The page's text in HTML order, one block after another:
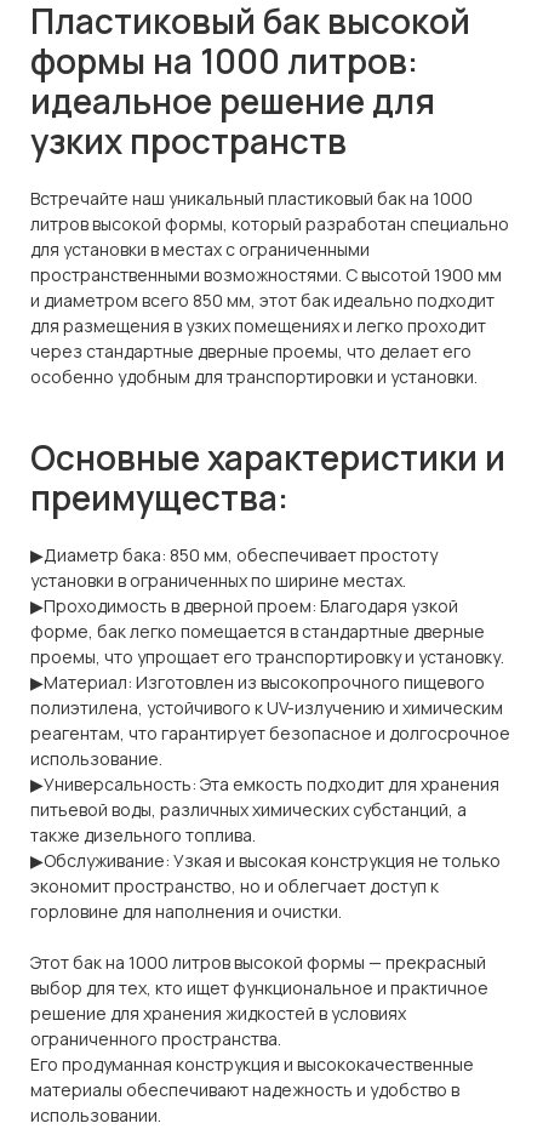
Пластиковый бак высокой
формы на 1000 литров:
идеальное решение для
узких пространств
Встречайте наш уникальный пластиковый бак на 1000
литров высокой формы, который разработан специально
для установки в местах с ограниченными
пространственными возможностями. С высотой 1900 мм
и диаметром всего 850 мм, этот бак идеально подходит
для размещения в узких помещениях и легко проходит
через стандартные дверные проемы, что делает его
особенно удобным для транспортировки и установки.
Основные характеристики и
преимущества:
▶Диаметр бака: 850 мм, обеспечивает простоту
установки в ограниченных по ширине местах.
▶Проходимость в дверной проем: Благодаря узкой
форме, бак легко помещается в стандартные дверные
проемы, что упрощает его транспортировку и установку.
▶Материал: Изготовлен из высокопрочного пищевого
полиэтилена, устойчивого к UV-излучению и химическим
реагентам, что гарантирует безопасное и долгосрочное
использование.
▶Универсальность: Эта емкость подходит для хранения
питьевой воды, различных химических субстанций, а
также дизельного топлива.
▶Обслуживание: Узкая и высокая конструкция не только
экономит пространство, но и облегчает доступ к
горловине для наполнения и очистки.
Этот бак на 1000 литров высокой формы — прекрасный
выбор для тех, кто ищет функциональное и практичное
решение для хранения жидкостей в условиях
ограниченного пространства.
Его продуманная конструкция и высококачественные
материалы обеспечивают надежность и удобство в
использовании.